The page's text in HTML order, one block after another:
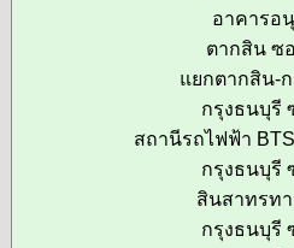
อาคารอ
ตากสิน ซ
แยกตากสิน-
กรุงธนบุรี
สถานีรถไฟฟ้า
กรุงธนบุรี
สินสาทรทา
กรุงธนบุรี